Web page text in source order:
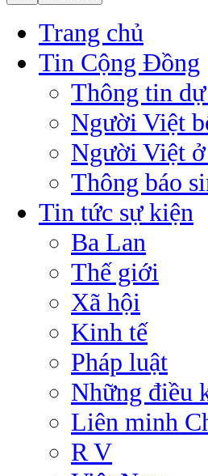
Trang chủ
Tin Cộng Đồng
Thông tin dự
Người Việt
Người Việt
Thông báo
Tin tức sự kiện
Ba Lan
Thế giới
Xã hội
Kinh tế
Pháp luật
Những điều
Liên minh
R V